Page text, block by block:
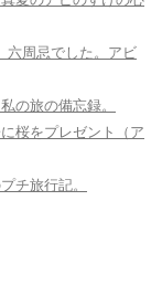
六周忌でした。アビ
の旅の備忘録。
桜をプレゼント（ア
チ旅行記。